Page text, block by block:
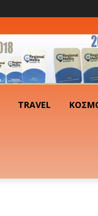
TRAVEL